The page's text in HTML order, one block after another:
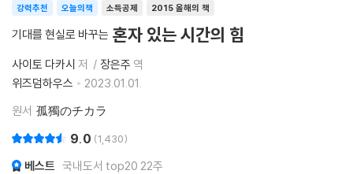
소득공제
강력추천 오늘의책 2015 올해의 책
기대를 현실로 바꾸는 혼자 있는 시간의 힘
사이토 다카시 저 장은주 역
위즈덤하우스
2023.01.01.
원서 孤獨のチカラ
9.0 1,430
베스트 국내도서 top20 22주